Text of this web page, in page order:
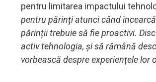
pentru limitarea impactului
pentru părinți atunci când
părinții trebuie să fie proactivi.
activ tehnologia, și să rămână
vorbească despre experiențele lor